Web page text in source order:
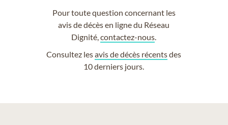
Pour toute question concernant les
avis de décès en ligne du Réseau
Dignité,contactez-nous
Consultez lesavis de décès récentsdes
10 derniers jours.